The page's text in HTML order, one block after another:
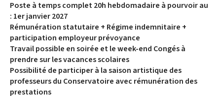
Poste à temps complet 20h hebdomadaire à pourvoir au
: 1er janvier 2027
Rémunération statutaire + Régime indemnitaire +
participation employeur prévoyance
Travail possible en soirée et le week-end Congés à
prendre sur les vacances scolaires
Possibilité de participer à la saison artistique des
professeurs du Conservatoire avec rémunération des
prestations